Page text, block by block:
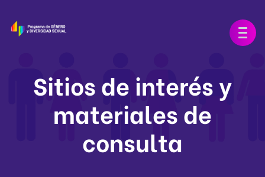
Sitios de interés y
materiales de
consulta